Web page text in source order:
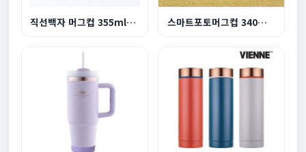
직선백자 머그컵 355ml 12온스 스마트포토머그컵 340ml 12온스